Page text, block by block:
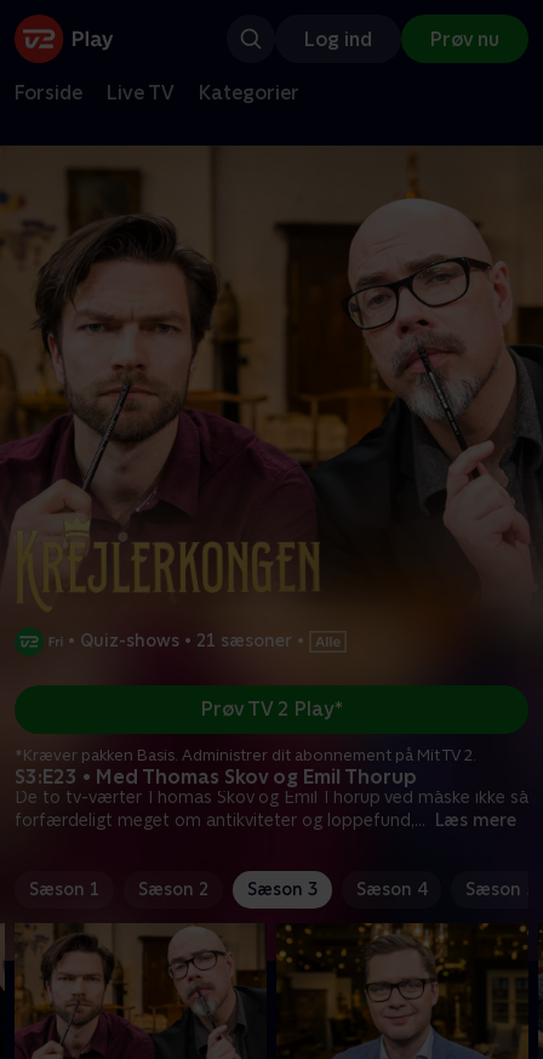
Log ind Prøv nu
Forside Live TV Kategorier
• Quiz-shows • 21 sæsoner •
S3:E23 • Med Thomas Skov og Emil Thorup
De to tv-værter Thomas Skov og Emil Thorup ved måske ikke så
forfærdeligt meget om antikviteter og loppefund,... Læs mere
Prøv TV 2 Play*
*Kræver pakken Basis. Administrer dit abonnement på Mit TV 2.
Sæson 1 Sæson 2 Sæson 3 Sæson 4 Sæson 5